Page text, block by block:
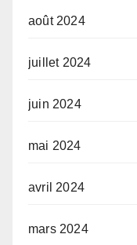
août 2024
juillet 2024
juin 2024
mai 2024
avril 2024
mars 2024